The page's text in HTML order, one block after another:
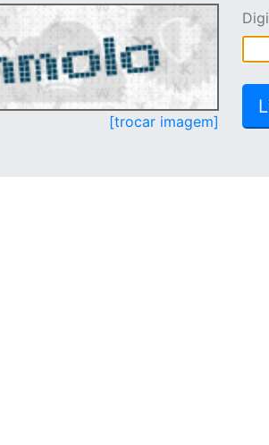
[trocar imagem]